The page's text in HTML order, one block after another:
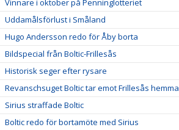
Uddamålsförlust i Småland
Hugo Andersson redo för Åby borta
Bildspecial från Boltic-Frillesås
Historisk seger efter rysare
Revanschsuget Boltic tar emot Frillesås hemma
Sirius straffade Boltic
Boltic redo för bortamöte med Sirius